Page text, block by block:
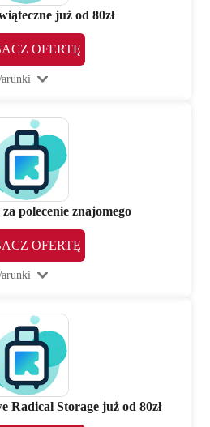
już od 80zł
OFERTĘ
polecenie znajomego
OFERTĘ
Radical Storage już od 80zł